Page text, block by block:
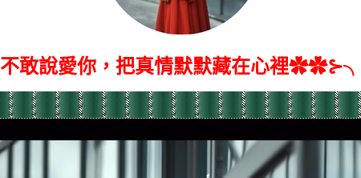
不敢說愛你，把真情默默藏在心裡